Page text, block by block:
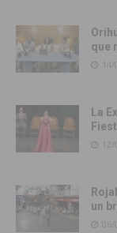
que
La
un
06/